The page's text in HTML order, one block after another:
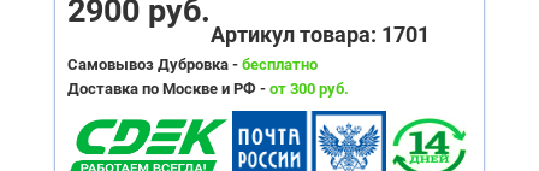
2900 руб.
Артикул товара: 1701
Самовывоз Дубровка - бесплатно
Доставка по Москве и РФ - от 300 руб.